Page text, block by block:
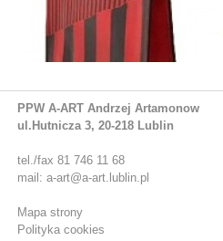
PPW A-ART Andrzej Artamonow
ul.Hutnicza 3, 20-218 Lublin
tel./fax 81 746 11 68
mail: a-art@a-art.lublin.pl
Mapa strony
Polityka cookies